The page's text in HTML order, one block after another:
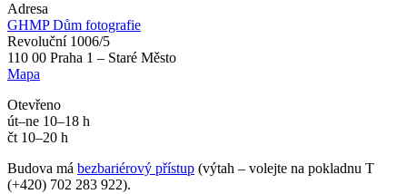
Adresa
GHMP Dům fotografie
Revoluční 1006/5
110 00 Praha 1 – Staré Město
Mapa
Otevřeno
út–ne 10–18 h
čt 10–20 h
Budova má bezbariérový přístup (výtah – volejte na pokladnu T
(+420) 702 283 922).